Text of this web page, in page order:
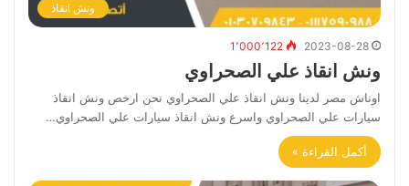
ونش انقاذ
2023-08-28 1٬000٬122
ونش انقاذ علي الصحراوي
اوناش مصر لدينا ونش انقاذ علي الصحراوي نحن ارخص ونش انقاذ
سيارات علي الصحراوي واسرع ونش انقاذ سيارات علي الصحراوي…
أكمل القراءة »